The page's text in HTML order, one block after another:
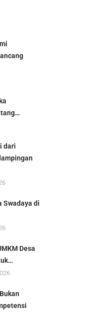
dari
Swadaya di
Desa